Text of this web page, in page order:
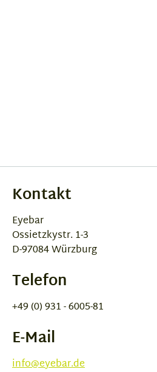
Kontakt
Eyebar
Ossietzkystr. 1-3
D-97084 Würzburg
Telefon
+49 (0) 931 - 6005-81
E-Mail
info@eyebar.de